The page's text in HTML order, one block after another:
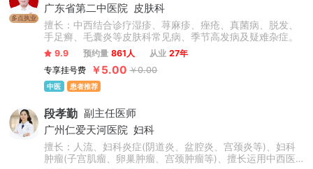
多点执业
广东省第二中医院
皮肤科
擅长：中西结合诊疗湿疹、荨麻疹、痤疮、真菌病、脱发、
手足癣、毛囊炎等皮肤科常见病、季节高发病及疑难杂症。
9.9 预约量 861人 从业 27年
专享挂号费
￥5.00 ￥0.00
中医 患者推荐
段孝勤 副主任医师
广州仁爱天河医院 妇科
擅长：人流、妇科炎症(阴道炎、盆腔炎、宫颈炎等)、妇科
肿瘤(子宫肌瘤、卵巢肿瘤、宫颈肿瘤等)、擅长运用中西医